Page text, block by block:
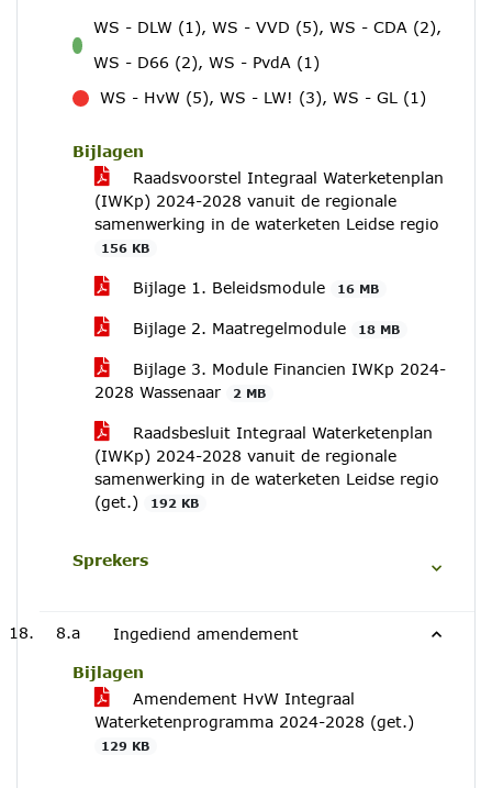
voor
WS - DLW (1), WS - VVD (5), WS - CDA (2),
WS - D66 (2), WS - PvdA (1)
WS - HvW (5), WS - LW! (3), WS - GL (1)
Bijlagen
Raadsvoorstel Integraal Waterketenplan
(IWKp) 2024-2028 vanuit de regionale
samenwerking in de waterketen Leidse regio
156 KB
Bijlage 1. Beleidsmodule 16 MB
Bijlage 2. Maatregelmodule 18 MB
Bijlage 3. Module Financien IWKp 2024-
2028 Wassenaar
2 MB
Raadsbesluit Integraal Waterketenplan
(IWKp) 2024-2028 vanuit de regionale
samenwerking in de waterketen Leidse regio
(get.)
192 KB
Sprekers
8.a Ingediend amendement
Bijlagen
Amendement HvW Integraal
Waterketenprogramma 2024-2028 (get.)
129 KB